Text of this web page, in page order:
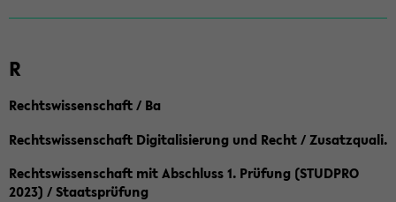
R
Rechtswissenschaft / Ba
Rechtswissenschaft Digitalisierung und Recht / Zusatzquali.
Rechtswissenschaft mit Abschluss 1. Prüfung (STUDPRO
2023) / Staatsprüfung